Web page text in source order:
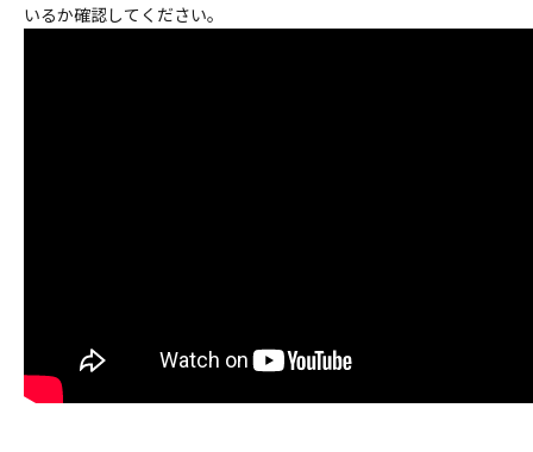
いるか確認してください。